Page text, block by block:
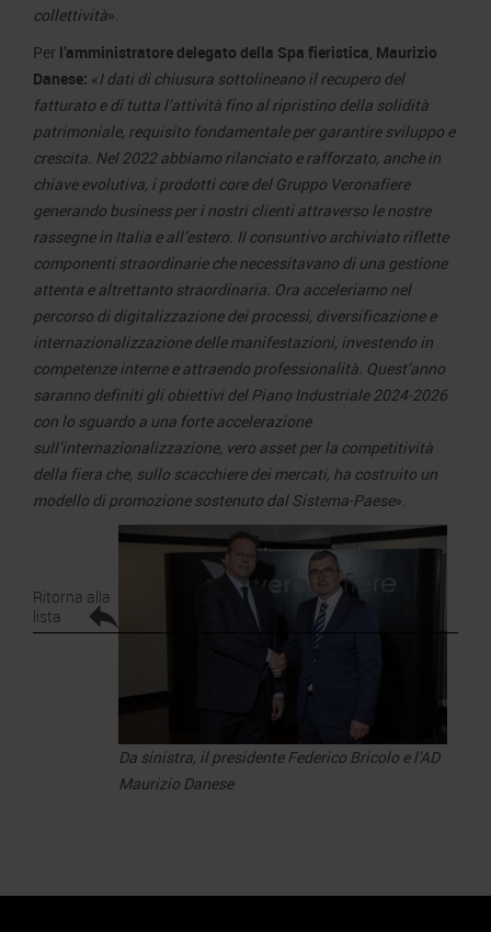
collettività».
Per l’amministratore delegato della Spa fieristica, Maurizio
Danese: «I dati di chiusura sottolineano il recupero del
fatturato e di tutta l’attività fino al ripristino della solidità
patrimoniale, requisito fondamentale per garantire sviluppo e
crescita. Nel 2022 abbiamo rilanciato e rafforzato, anche in
chiave evolutiva, i prodotti core del Gruppo Veronafiere
generando business per i nostri clienti attraverso le nostre
rassegne in Italia e all’estero. Il consuntivo archiviato riflette
componenti straordinarie che necessitavano di una gestione
attenta e altrettanto straordinaria. Ora acceleriamo nel
percorso di digitalizzazione dei processi, diversificazione e
internazionalizzazione delle manifestazioni, investendo in
competenze interne e attraendo professionalità. Quest’anno
saranno definiti gli obiettivi del Piano Industriale 2024-2026
con lo sguardo a una forte accelerazione
sull’internazionalizzazione, vero asset per la competitività
della fiera che, sullo scacchiere dei mercati, ha costruito un
modello di promozione sostenuto dal Sistema-Paese».
Da sinistra, il presidente Federico Bricolo e l’AD
Maurizio Danese
Ritorna alla
lista